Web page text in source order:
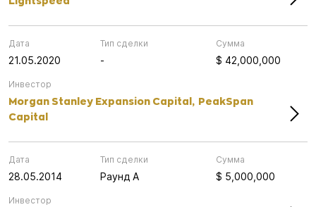
Дата
21.05.2020
Тип сделки
-
Сумма
$ 42,000,000
Инвестор
Morgan Stanley Expansion Capital, PeakSpan
Capital
Дата
28.05.2014
Тип сделки
Раунд А
Сумма
$ 5,000,000
Инвестор